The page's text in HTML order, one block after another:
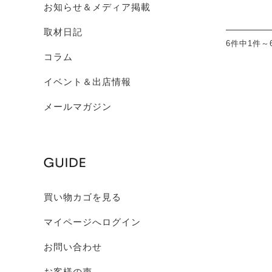
6件中1件～
お知らせ＆メディア掲載
取材日記
コラム
イベント＆出店情報
メールマガジン
買い物カゴを見る
マイページへログイン
お問い合わせ